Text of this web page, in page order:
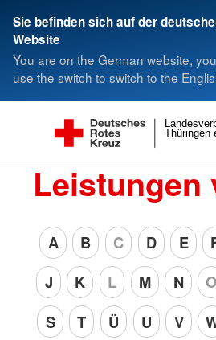
Sie befinden sich auf der
Website
You are on the German website,
use the switch to switch to the
Thüringen
Leistungen
A B C D E
J
K L M N O
S
T Ü U V